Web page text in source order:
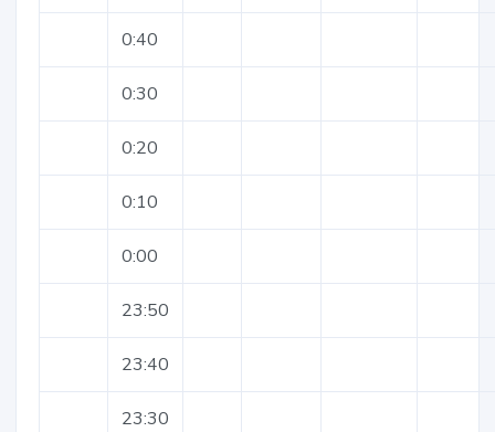
0:40
0:30
0:20
0:10
0:00
23:50
23:40
23:30